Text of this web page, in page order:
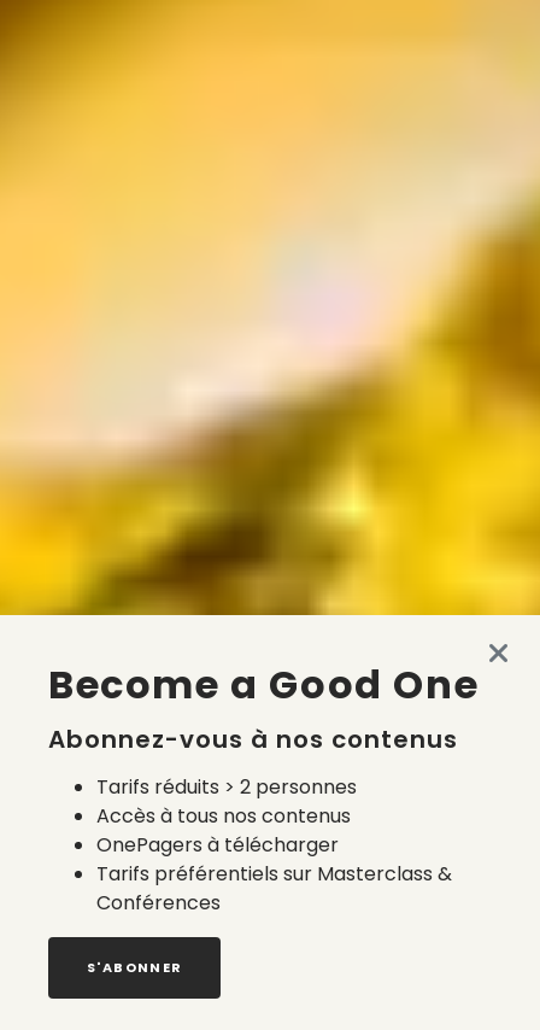
Become a Good One
Abonnez-vous à nos contenus
Tarifs réduits > 2 personnes
Accès à tous nos contenus
OnePagers à télécharger
Tarifs préférentiels sur Masterclass &
Conférences
S'ABONNER